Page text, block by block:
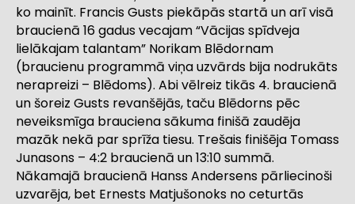
ko mainīt. Francis Gusts piekāpās startā un arī visā
braucienā 16 gadus vecajam “Vācijas spīdveja
lielākajam talantam” Norikam Blēdornam
(braucienu programmā viņa uzvārds bija nodrukāts
nerapreizi – Blēdoms). Abi vēlreiz tikās 4. braucienā
un šoreiz Gusts revanšējās, taču Blēdorns pēc
neveiksmīga brauciena sākuma finišā zaudēja
mazāk nekā par sprīža tiesu. Trešais finišēja Tomass
Junasons – 4:2 braucienā un 13:10 summā.
Nākamajā braucienā Hanss Andersens pārliecinoši
uzvarēja, bet Ernests Matjušonoks no ceturtās